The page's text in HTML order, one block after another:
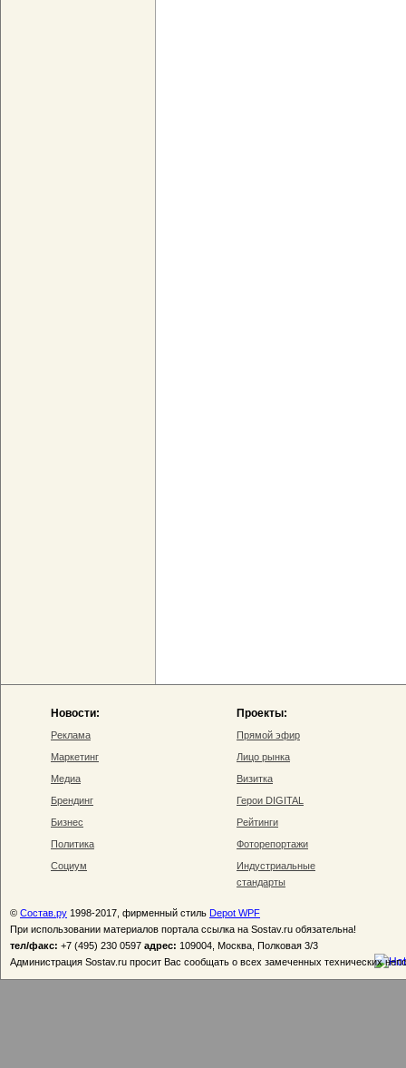
Новости:
Реклама
Маркетинг
Медиа
Брендинг
Бизнес
Политика
Социум
Проекты:
Прямой эфир
Лицо рынка
Визитка
Герои DIGITAL
Рейтинги
Фоторепортажи
Индустриальные
стандарты
© Состав.ру 1998-2017, фирменный стиль Depot WPF
При использовании материалов портала ссылка на Sostav.ru обязательна!
тел/факс: +7 (495) 230 0597 адрес: 109004, Москва, Полковая 3/3
Администрация Sostav.ru просит Вас сообщать о всех замеченных технических